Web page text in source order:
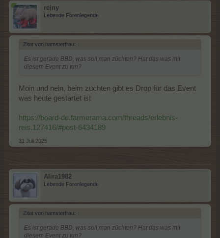
reiny
Lebende Forenlegende
Zitat von hamsterfrau: ↑
Es ist gerade BBD, was soll man züchten? Hat das was mit
diesem Event zu tun?
Moin und nein, beim züchten gibt es Drop für das Event
was heute gestartet ist
https://board-de.farmerama.com/threads/erlebnis-
reis.127416/#post-6434189
31 Juli 2025
Alira1982
Lebende Forenlegende
Zitat von hamsterfrau: ↑
Es ist gerade BBD, was soll man züchten? Hat das was mit
diesem Event zu tun?